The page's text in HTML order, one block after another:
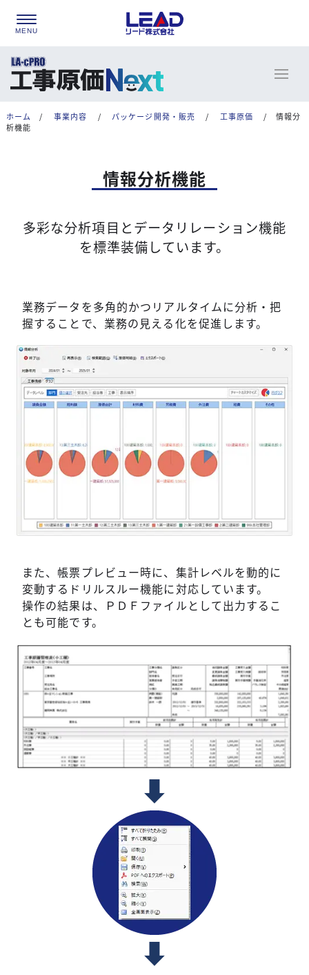
ホーム / 事業内容 / パッケージ開発・販売 / 工事原価 / 情報分
析機能
情報分析機能
多彩な分析項目とデータリレーション機能
を標準装備しています。
業務データを多角的かつリアルタイムに分析・把
握することで、業務の見える化を促進します。
また、帳票プレビュー時に、集計レベルを動的に
変動するドリルスルー機能に対応しています。
操作の結果は、ＰＤＦファイルとして出力するこ
とも可能です。